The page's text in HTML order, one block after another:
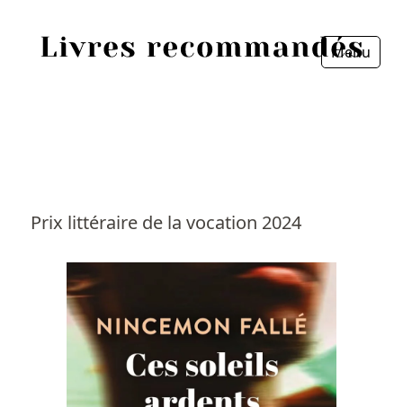
Menu
Prix littéraire de la vocation 2024
Livres
Livres les plus recommandés
Prix littéraires
Fermer